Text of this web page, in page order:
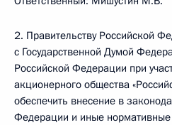
2. Правительству Российской
с Государственной Думой
Российской Федерации при
акционерного общества
обеспечить внесение в
Федерации и иные